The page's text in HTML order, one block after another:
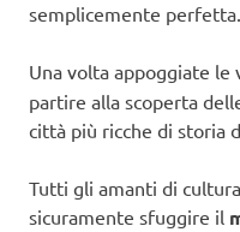
semplicemente perfetta.
Una volta appoggiate le
partire alla scoperta
città più ricche di storia
Tutti gli amanti di
sicuramente sfuggire il